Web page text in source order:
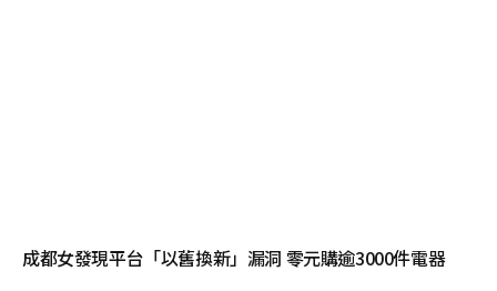
成都女發現平台「以舊換新」漏洞 零元購逾3000件電器